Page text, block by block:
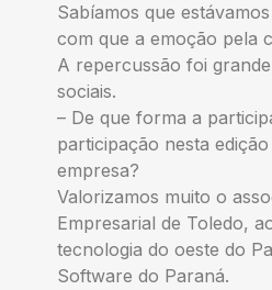
Sabíamos que
com que a emoção pela
A repercussão foi
sociais.
– De que forma a
participação nesta
empresa?
Valorizamos muito o
Empresarial de Toledo,
tecnologia do oeste do
Software do Paraná.